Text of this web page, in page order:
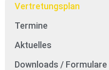
Ver­tre­tungs­plan
Ter­mi­ne
Aktu­el­les
Down­loads / For­mu­la­re